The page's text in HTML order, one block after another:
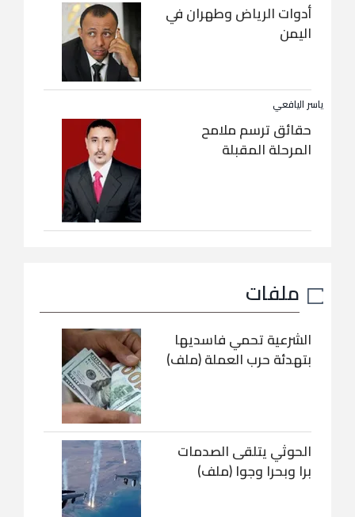
أدوات الرياض وطهران في
اليمن
ياسر اليافعي
حقائق ترسم ملامح
المرحلة المقبلة
ملفات
الشرعية تحمي فاسديها
بتهدئة حرب العملة (ملف)
الحوثي يتلقى الصدمات
برا وبحرا وجوا (ملف)